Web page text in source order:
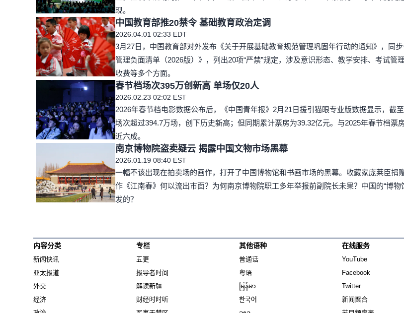
视频
专题与访谈
现。
中国教育部推20禁令 基础教育政治定调
2026.04.01 02:33 EDT
3月27日，中国教育部对外发布《关于开展基础教育规范管理巩固年行动的通知》，同
管理负面清单（2026版）》，列出20项“严禁”规定，涉及意识形态、教学安排、考试管
收费等多个方面。
春节档场次395万创新高 单场仅20人
2026.02.23 02:02 EST
2026年春节档电影数据公布后，《中国青年报》2月21日援引猫眼专业版数据显示，截
场次超过394.7万场，创下历史新高；但同期累计票房为39.32亿元。与2025年春节档票
近六成。
南京博物院盗卖疑云 揭露中国文物市场黑幕
2026.01.19 08:40 EST
一幅不该出现在拍卖场的画作，打开了中国博物馆和书画市场的黑幕。收藏家庞莱臣捐
作《江南春》何以流出市面？为何南京博物院职工多年举报前副院长未果？中国的“博物
发的？
内容分类
新闻快讯
亚太报道
外交
经济
专栏
五更
报导者时间
解读新疆
财经时时听
其他语种
普通话
粤语
မြန်မာ
한국어
在线服务
YouTube
Facebook
Twitter
新闻聚合